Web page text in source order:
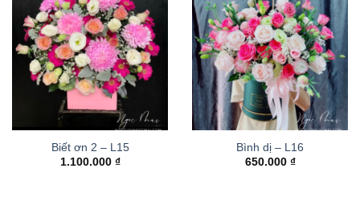
Biết ơn 2 – L15
1.100.000 ₫
Bình dị – L16
650.000 ₫